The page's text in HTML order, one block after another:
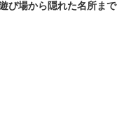
び場から隠れた名所まで